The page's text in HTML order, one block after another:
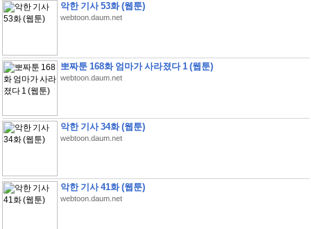
악한 기사 53화 (웹툰)
webtoon.daum.net
뽀짜툰 168화 엄마가 사라졌다 1 (웹툰)
webtoon.daum.net
악한 기사 34화 (웹툰)
webtoon.daum.net
악한 기사 41화 (웹툰)
webtoon.daum.net